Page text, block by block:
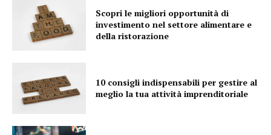
Scopri le migliori opportunità di
investimento nel settore alimentare e
della ristorazione
10 consigli indispensabili per gestire al
meglio la tua attività imprenditoriale